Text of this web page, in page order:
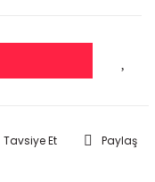
Tavsiye Et Paylaş